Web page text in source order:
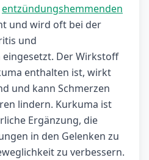
entzündungshemmenden
und wird oft bei der
und
Der Wirkstoff
enthalten ist, wirkt
und kann Schmerzen
lindern. Kurkuma ist
Ergänzung, die
in den Gelenken zu
zu verbessern.